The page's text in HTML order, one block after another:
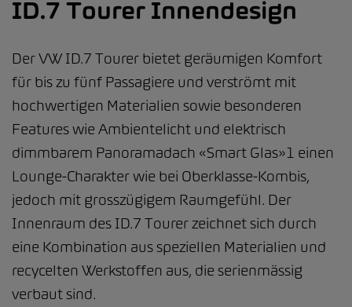
ID.7 Tourer Innendesign
Der VW ID.7 Tourer bietet geräumigen Komfort
für bis zu fünf Passagiere und verströmt mit
hochwertigen Materialien sowie besonderen
Features wie Ambientelicht und elektrisch
dimmbarem Panoramadach «Smart Glas»1 einen
Lounge-Charakter wie bei Oberklasse-Kombis,
jedoch mit grosszügigem Raumgefühl. Der
Innenraum des ID.7 Tourer zeichnet sich durch
eine Kombination aus speziellen Materialien und
recycelten Werkstoffen aus, die serienmässig
verbaut sind.